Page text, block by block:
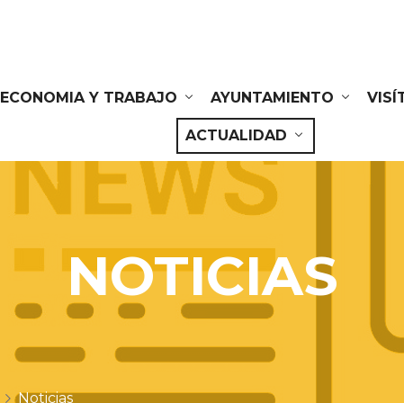
ECONOMIA Y TRABAJO AYUNTAMIENTO
ACTUALIDAD
NOTICIAS
Noticias